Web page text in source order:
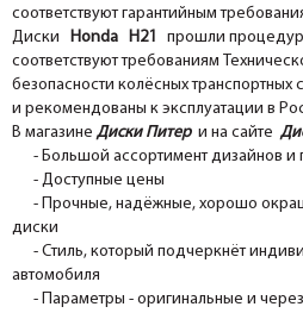
соответствуют гарантийным
Диски Honda H21
прошли
соответствуют требованиям
безопасности колёсных транспортных
и рекомендованы к эксплуатации в
В магазине Диски Питер и на сайте
- Большой ассортимент дизайнов и
- Доступные цены
- Прочные, надёжные, хорошо
диски
- Стиль, который подчеркнёт
автомобиля
- Параметры - оригинальные и